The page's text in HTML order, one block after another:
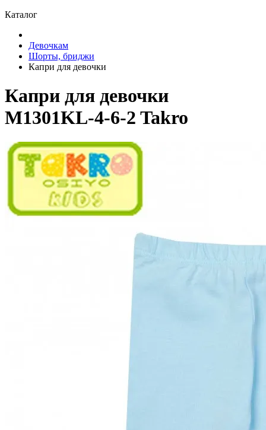
Каталог
Девочкам
Шорты, бриджи
Капри для девочки
Капри для девочки
M1301KL-4-6-2 Takro